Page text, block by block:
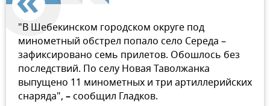
"В Шебекинском городском округе под
минометный обстрел попало село Середа –
зафиксировано семь прилетов. Обошлось без
последствий. По селу Новая Таволжанка
выпущено 11 минометных и три артиллерийских
снаряда", – сообщил Гладков.